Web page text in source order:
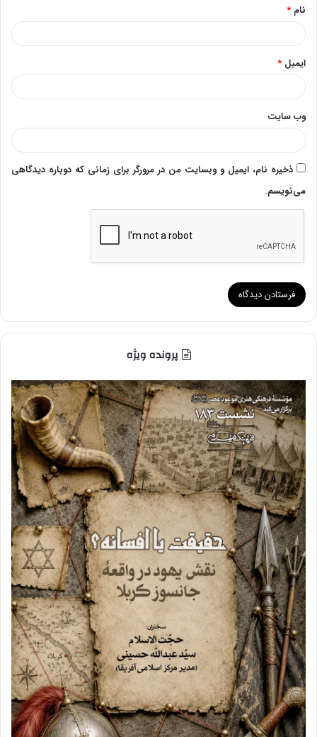
نام *
ایمیل *
وب‌ سایت
ذخیره نام، ایمیل و وبسایت من در مرورگر برای زمانی که دوباره دیدگاهی
می‌نویسم.
پرونده ویژه